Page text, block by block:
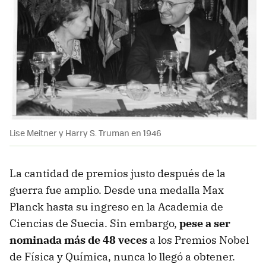
Lise Meitner y Harry S. Truman en 1946
La cantidad de premios justo después de la
guerra fue amplio. Desde una medalla Max
Planck hasta su ingreso en la Academia de
Ciencias de Suecia. Sin embargo, pese a ser
nominada más de 48 veces a los Premios Nobel
de Física y Química, nunca lo llegó a obtener.